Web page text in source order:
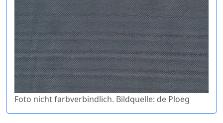
Foto nicht farbverbindlich. Bildquelle: de Ploeg